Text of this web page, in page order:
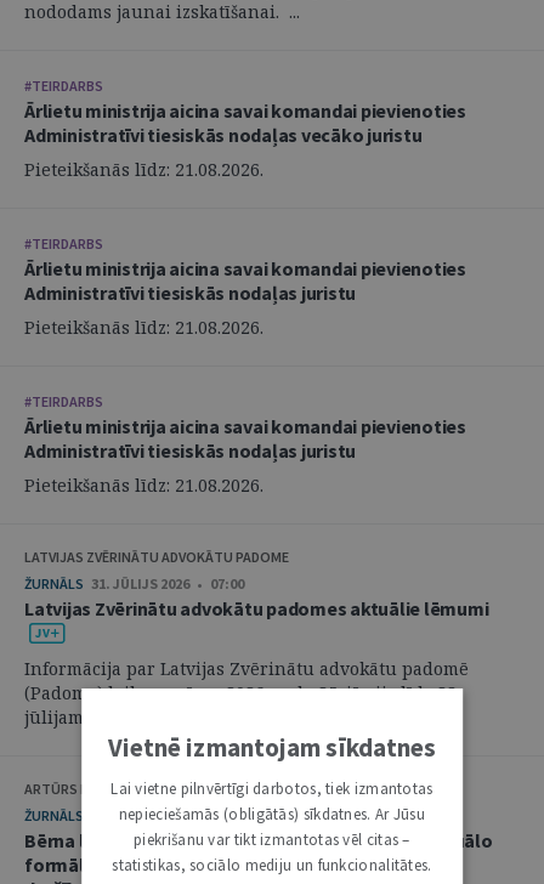
nododams jaunai izskatīšanai. ...
#TEIRDARBS
Ārlietu ministrija aicina savai komandai pievienoties
Administratīvi tiesiskās nodaļas vecāko juristu
Pieteikšanās līdz: 21.08.2026.
#TEIRDARBS
Ārlietu ministrija aicina savai komandai pievienoties
Administratīvi tiesiskās nodaļas juristu
Pieteikšanās līdz: 21.08.2026.
#TEIRDARBS
Ārlietu ministrija aicina savai komandai pievienoties
Administratīvi tiesiskās nodaļas juristu
Pieteikšanās līdz: 21.08.2026.
LATVIJAS ZVĒRINĀTU ADVOKĀTU PADOME
ŽURNĀLS 31. JŪLIJS 2026 • 07:00
Latvijas Zvērinātu advokātu padomes aktuālie lēmumi
Informācija par Latvijas Zvērinātu advokātu padomē
(Padome) laikposmā no 2026. gada 25. jūnija līdz 28.
jūlijam pieņemtajiem lēmumiem. ...
ARTŪRS KURBATOVS, INGA KUDEIKINA, MARTA URBĀNE
ŽURNĀLS
29. JŪLIJS 2026 • 08:00
Bērna labākās intereses civilprocesā: starp procesuālo
formālismu un pienākumu nekavējoties reaģēt uz
Vietnē izmantojam sīkdatnes
Lai vietne pilnvērtīgi darbotos, tiek izmantotas
nepieciešamās (obligātās) sīkdatnes. Ar Jūsu
piekrišanu var tikt izmantotas vēl citas –
statistikas, sociālo mediju un funkcionalitātes.